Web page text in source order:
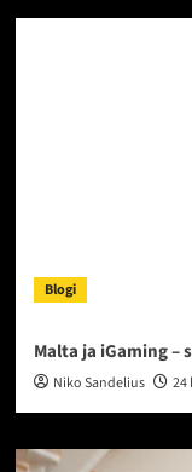
Blogi
Malta ja iGaming
Niko Sandelius 24